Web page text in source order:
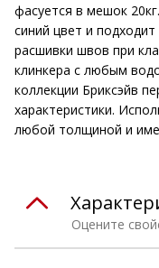
фасуется в мешок
синий цвет и
расшивки швов при
клинкера с любым
коллекции Бриксэйв
характеристики.
любой толщиной и
Оцените